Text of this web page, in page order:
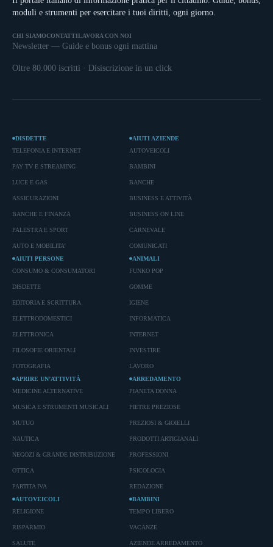
moduli e strumenti per esercitare i tuoi diritti, ogni giorno.
CHI SIAMOCONTATTILAVORA CON NOI
Newsletter — Guide e bonus ogni mattina
Oltre 80.000 iscritti · Disiscrizione in un click
DISDETTE
TELEFONIA E INTERNET
PAY TV E STREAMING
LUCE E GAS
ASSICURAZIONI
BANCHE E FINANZA
PALESTRA E SPORT
AUTO E MOBILITA'
AIUTI AZIENDE
AUTOVEICOLI
BAMBINI
BANCHE
BUSINESS E ATTIVITÀ
BUSINESS ON LINE
CARNEVALE
COMUNICATI
AIUTI PERSONE
CONSUMO & CONSUMATORI
DISDETTE
EDITORIA E SCRITTURA
ELETTRODOMESTICI
ELETTRONICA
FILOSOFIE ORIENTALI
FOTOGRAFIA
ANIMALI
FUNKO POP
GOMME
IGIENE
INFORMATICA
INTERNET
INVESTIRE
LAVORO
APRIRE UN’ATTIVITÀ
MEDICINE ALTERNATIVE
MUSICA E STRUMENTI MUSICALI
MUTUO
NAUTICA
NEGOZI & GRANDE DISTRIBUZIONE
OTTICA
PARTITA IVA
ARREDAMENTO
PIANETA DONNA
PIETRE PREZIOSE
PREZIOSI & GIOIELLI
PRODOTTI ARTIGIANALI
PROFESSIONI
PSICOLOGIA
REDAZIONE
AUTOVEICOLI
RELIGIONE
RISPARMIO
SALUTE
BAMBINI
TEMPO LIBERO
VACANZE
AZIENDE ARREDAMENTO